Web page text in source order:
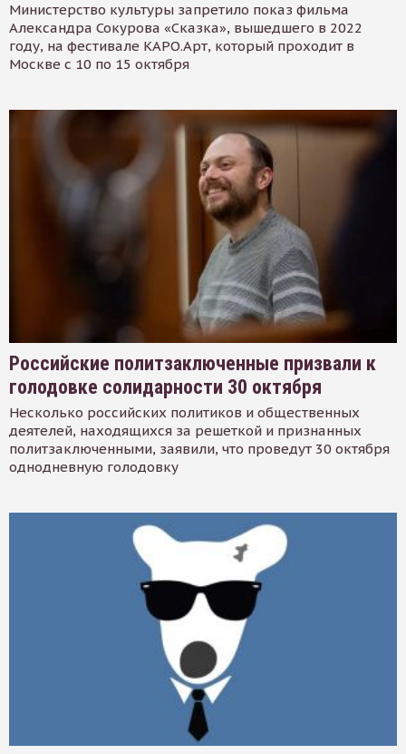
Министерство культуры запретило показ фильма
Александра Сокурова «Сказка», вышедшего в 2022
году, на фестивале КАРО.Арт, который проходит в
Москве с 10 по 15 октября
Российские политзаключенные призвали к
голодовке солидарности 30 октября
Несколько российских политиков и общественных
деятелей, находящихся за решеткой и признанных
политзаключенными, заявили, что проведут 30 октября
однодневную голодовку